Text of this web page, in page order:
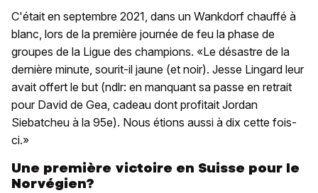
C'était en septembre 2021, dans un Wankdorf chauffé à
blanc, lors de la première journée de feu la phase de
groupes de la Ligue des champions. «Le désastre de la
dernière minute, sourit-il jaune (et noir). Jesse Lingard leur
avait offert le but (ndlr: en manquant sa passe en retrait
pour David de Gea, cadeau dont profitait Jordan
Siebatcheu à la 95e). Nous étions aussi à dix cette fois-
ci.»
Une première victoire en Suisse pour le
Norvégien?